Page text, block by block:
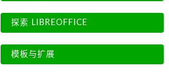
探索 LIBREOFFICE
模板与扩展